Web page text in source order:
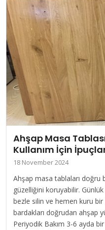
Ahşap Masa
Kullanım İçin
18 November 2024
Ahşap masa tablaları doğru
güzelliğini koruyabilir.
bezle silin ve hemen kuru bir
bardakları doğrudan ahşap
Periyodik Bakım 3-6 ayda